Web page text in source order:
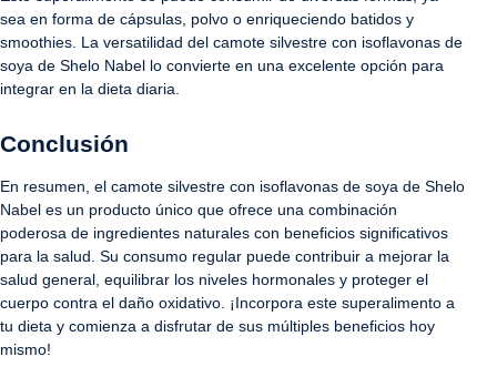
sea en forma de cápsulas, polvo o enriqueciendo batidos y
smoothies. La versatilidad del camote silvestre con isoflavonas de
soya de Shelo Nabel lo convierte en una excelente opción para
integrar en la dieta diaria.
Conclusión
En resumen, el camote silvestre con isoflavonas de soya de Shelo
Nabel es un producto único que ofrece una combinación
poderosa de ingredientes naturales con beneficios significativos
para la salud. Su consumo regular puede contribuir a mejorar la
salud general, equilibrar los niveles hormonales y proteger el
cuerpo contra el daño oxidativo. ¡Incorpora este superalimento a
tu dieta y comienza a disfrutar de sus múltiples beneficios hoy
mismo!